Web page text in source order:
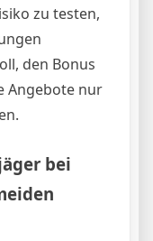
zu testen,
den Bonus
Angebote nur
bei